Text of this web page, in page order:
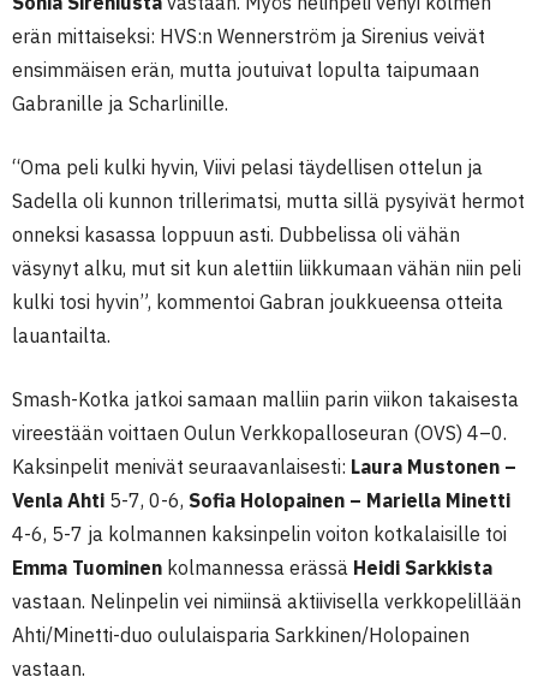
erän mittaiseksi: HVS:n Wennerström ja Sirenius veivät
ensimmäisen erän, mutta joutuivat lopulta taipumaan
Gabranille ja Scharlinille.
“Oma peli kulki hyvin, Viivi pelasi täydellisen ottelun ja
Sadella oli kunnon trillerimatsi, mutta sillä pysyivät hermot
onneksi kasassa loppuun asti. Dubbelissa oli vähän
väsynyt alku, mut sit kun alettiin liikkumaan vähän niin peli
kulki tosi hyvin”, kommentoi Gabran joukkueensa otteita
lauantailta.
Smash-Kotka jatkoi samaan malliin parin viikon takaisesta
vireestään voittaen Oulun Verkkopalloseuran (OVS) 4–0.
Kaksinpelit menivät seuraavanlaisesti: Laura Mustonen –
Venla Ahti 5-7, 0-6, Sofia Holopainen – Mariella Minetti
4-6, 5-7 ja kolmannen kaksinpelin voiton kotkalaisille toi
Emma Tuominen kolmannessa erässä Heidi Sarkkista
vastaan. Nelinpelin vei nimiinsä aktiivisella verkkopelillään
Ahti/Minetti-duo oululaisparia Sarkkinen/Holopainen
vastaan.